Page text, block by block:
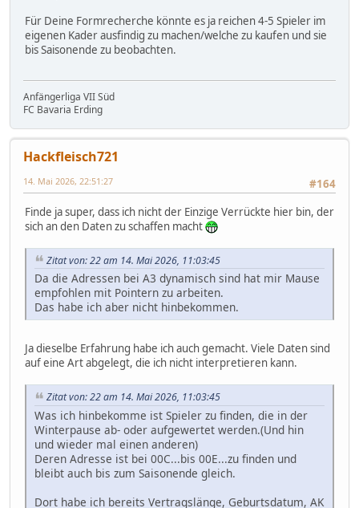
Für Deine Formrecherche könnte es ja reichen 4-5 Spieler im
eigenen Kader ausfindig zu machen/welche zu kaufen und sie
bis Saisonende zu beobachten.
Anfängerliga VII Süd
FC Bavaria Erding
Hackfleisch721
#164
14. Mai 2026, 22:51:27
Finde ja super, dass ich nicht der Einzige Verrückte hier bin, der
sich an den Daten zu schaffen macht
Zitat von: 22 am 14. Mai 2026, 11:03:45
Da die Adressen bei A3 dynamisch sind hat mir Mause
empfohlen mit Pointern zu arbeiten.
Das habe ich aber nicht hinbekommen.
Ja dieselbe Erfahrung habe ich auch gemacht. Viele Daten sind
auf eine Art abgelegt, die ich nicht interpretieren kann.
Zitat von: 22 am 14. Mai 2026, 11:03:45
Was ich hinbekomme ist Spieler zu finden, die in der
Winterpause ab- oder aufgewertet werden.(Und hin
und wieder mal einen anderen)
Deren Adresse ist bei 00C...bis 00E...zu finden und
bleibt auch bis zum Saisonende gleich.
Dort habe ich bereits Vertragslänge, Geburtsdatum, AK